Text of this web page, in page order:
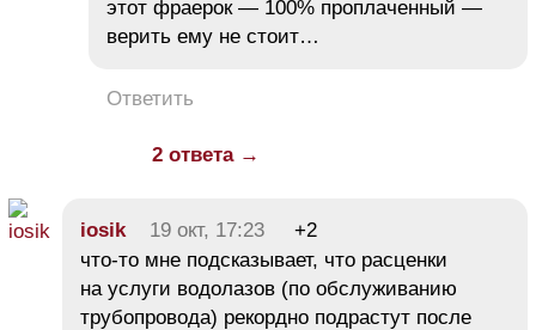
этот фраерок — 100% проплаченный —
верить ему не стоит…
Ответить
2 ответа →
iosik 19 окт, 17:23
+2
что-то мне подсказывает, что расценки
на услуги водолазов (по обслуживанию
трубопровода) рекордно подрастут после